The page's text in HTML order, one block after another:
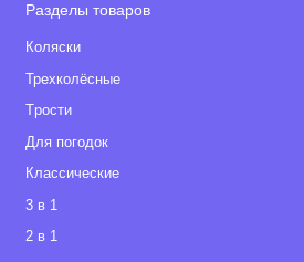
Разделы товаров
Коляски
Трехколёсные
Tрости
Для погодок
Классические
3 в 1
2 в 1